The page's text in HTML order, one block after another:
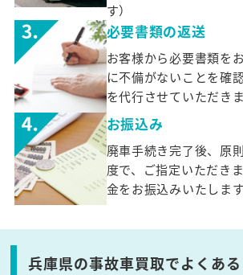
す）
必要書類の返送
お客様から必要書類を
に不備がないことを確
を代行させていただきま
お振込み
廃車手続き完了後、原
度で、ご指定いただき
金をお振込みいたします
兵庫県の事故車買取でよくあ